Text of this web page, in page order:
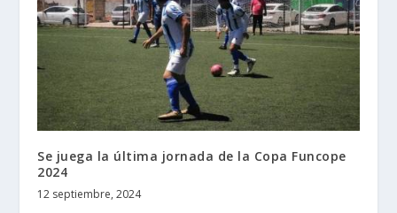
Se juega la última jornada de la Copa Funcope
2024
12 septiembre, 2024